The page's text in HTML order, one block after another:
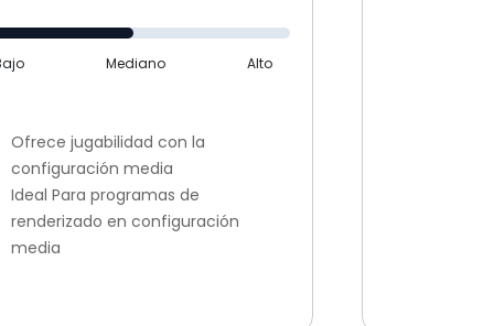
Mediano Alto
Ofrece jugabilidad con la
configuración media
Ideal Para programas de
renderizado en configuración
media